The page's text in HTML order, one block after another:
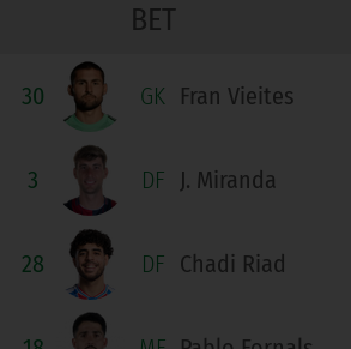
BET
30 GK Fran Vieites
3 DF J. Miranda
28 DF Chadi Riad